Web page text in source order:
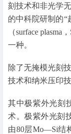
刻技术和非光学
的中科院研制的“
（surface
一种。
除了无掩模光刻
技术和纳米压印技
其中极紫外光刻
术。极紫外光刻
由80层Mo—Si结